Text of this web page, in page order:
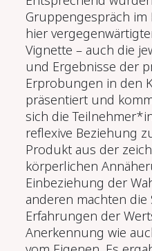
Gruppengespräch
hier
Vignette – auch die
und Ergebnisse der
Erprobungen in den
präsentiert und
sich die
reflexive Beziehung
Produkt aus der
körperlichen
Einbeziehung der
anderen machten
Erfahrungen der
Anerkennung wie